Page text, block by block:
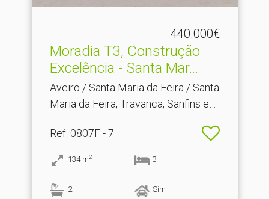
440.000€
Moradia T3, Construção
Excelência - Santa Mar.​..
Aveiro / Santa Maria da Feira / Santa
Maria da Feira, Travanca, Sanfins e
Ref: 0807F - 7
134 m2 3
2 Sim